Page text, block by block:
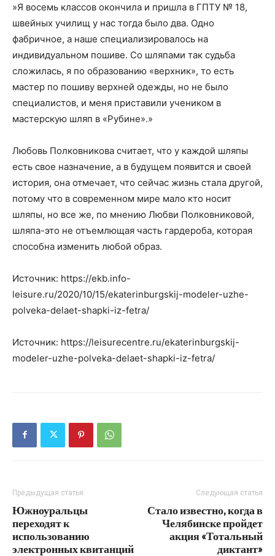
»Я восемь классов окончила и пришла в ГПТУ № 18,
швейных училищ у нас тогда было два. Одно
фабричное, а наше специализировалось на
индивидуальном пошиве. Со шляпами так судьба
сложилась, я по образованию «верхник», то есть
мастер по пошиву верхней одежды, но не было
специалистов, и меня приставили учеником в
мастерскую шляп в «Рубине».»
Любовь Полковникова считает, что у каждой шляпы
есть свое назначение, а в будущем появится и своей
история, она отмечает, что сейчас жизнь стала другой,
потому что в современном мире мало кто носит
шляпы, но все же, по мнению Любви Полковниковой,
шляпа-это не отъемлющая часть гардероба, которая
способна изменить любой образ.
Источник: https://ekb.info-
leisure.ru/2020/10/15/ekaterinburgskij-modeler-uzhe-
polveka-delaet-shapki-iz-fetra/
Источник: https://leisurecentre.ru/ekaterinburgskij-
modeler-uzhe-polveka-delaet-shapki-iz-fetra/
Предыдущая статья
Южноуральцы
переходят к
использованию
электронных квитанций
Следующая статья
Стало известно, когда в
Челябинске пройдет
акция «Тотальный
диктант»